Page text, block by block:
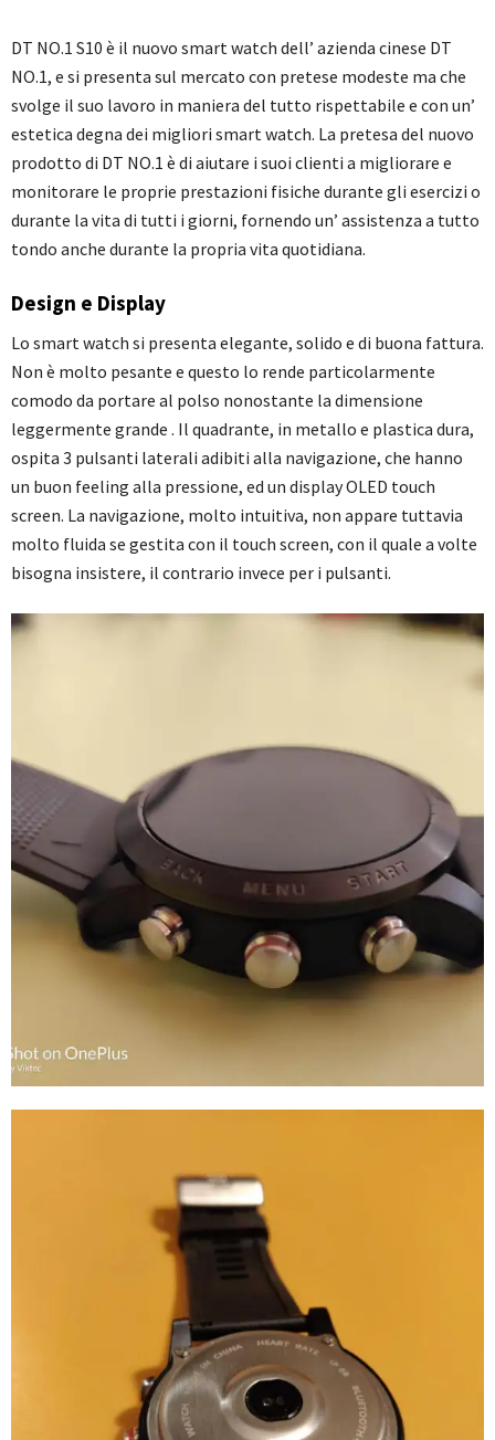
DT NO.1 S10 è il nuovo smart watch dell’ azienda cinese DT
NO.1, e si presenta sul mercato con pretese modeste ma che
svolge il suo lavoro in maniera del tutto rispettabile e con un’
estetica degna dei migliori smart watch. La pretesa del nuovo
prodotto di DT NO.1 è di aiutare i suoi clienti a migliorare e
monitorare le proprie prestazioni fisiche durante gli esercizi o
durante la vita di tutti i giorni, fornendo un’ assistenza a tutto
tondo anche durante la propria vita quotidiana.
Design e Display
Lo smart watch si presenta elegante, solido e di buona fattura.
Non è molto pesante e questo lo rende particolarmente
comodo da portare al polso nonostante la dimensione
leggermente grande . Il quadrante, in metallo e plastica dura,
ospita 3 pulsanti laterali adibiti alla navigazione, che hanno
un buon feeling alla pressione, ed un display OLED touch
screen. La navigazione, molto intuitiva, non appare tuttavia
molto fluida se gestita con il touch screen, con il quale a volte
bisogna insistere, il contrario invece per i pulsanti.